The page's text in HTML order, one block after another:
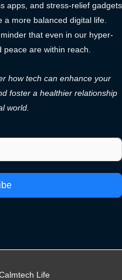
apps, and stress-relief gadgets
more balanced digital life.
that even in our hyper-
are within reach.
how tech can enhance your
foster a healthier relationship
world.
Life